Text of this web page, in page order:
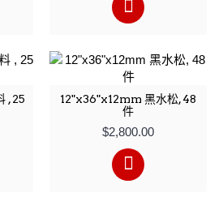
, 25
12"x36"x12mm 黑水松, 48
件
$2,800.00